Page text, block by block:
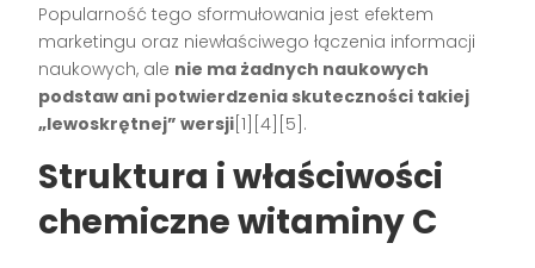
Popularność tego sformułowania jest efektem
marketingu oraz niewłaściwego łączenia informacji
naukowych, ale nie ma żadnych naukowych
podstaw ani potwierdzenia skuteczności takiej
„lewoskrętnej” wersji[1][4][5].
Struktura i właściwości
chemiczne witaminy C